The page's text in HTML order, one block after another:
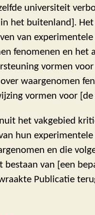
universiteit
het buitenland].
van
fenomenen en het
vormen
waargenomen
vormen voor
het vakgebied
hun
en die
bestaan van [een
Publicatie